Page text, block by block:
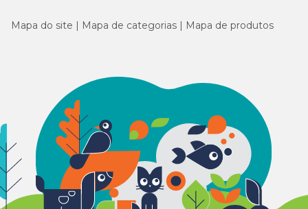
Mapa do site Mapa de categorias Mapa de produtos